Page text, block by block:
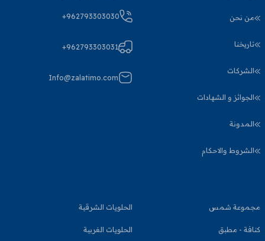
من نحن
تاريخنا
الشركات
الجوائز و الشهادات
المدونة
الشروط والاحكام
+962793303030
+962793303031
Info@zalatimo.com
مجموعة شمس الحلويات الشرقية
كنافة - مطبق الحلويات الغربية